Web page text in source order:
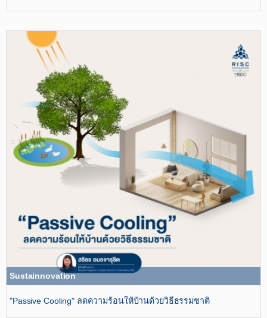
Sustainnovation
"Passive Cooling" ลดความร้อนให้บ้านด้วยวิธีธรรมชาติ